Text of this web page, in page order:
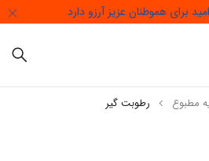
برای هموطنان عزیز آرزو دارد
مطبوع رطوبت گیر